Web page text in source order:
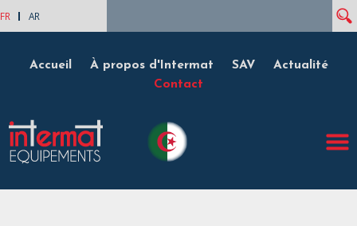
FR AR
Accueil À propos d'Intermat SAV
Actualité
Contact